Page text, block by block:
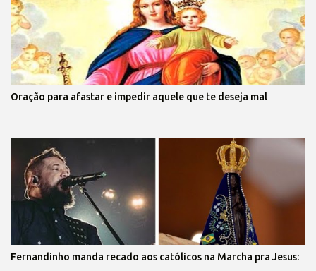
Oração para afastar e impedir aquele que te deseja mal
Fernandinho manda recado aos católicos na Marcha pra Jesus: